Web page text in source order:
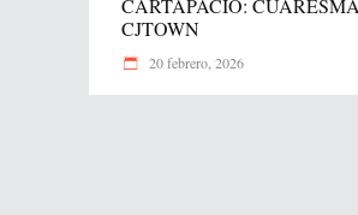
CARTAPACIO:
CJTOWN
20 febrero, 2026